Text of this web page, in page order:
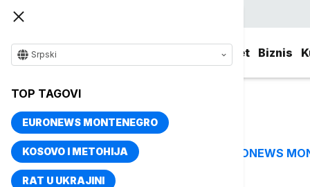
Svet Biznis
Srpski
TOP TAGOVI
EURONEWS MONTENEGRO
KOSOVO I METOHIJA
RAT U UKRAJINI
TOP TAGOVI EURONEWS